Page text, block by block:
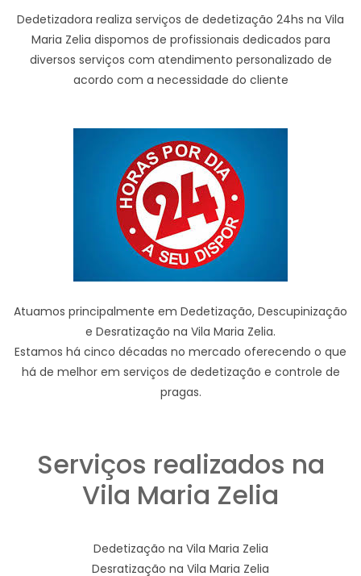
Dedetizadora realiza serviços de dedetização 24hs na Vila
Maria Zelia dispomos de profissionais dedicados para
diversos serviços com atendimento personalizado de
acordo com a necessidade do cliente
Atuamos principalmente em Dedetização, Descupinização
e Desratização na Vila Maria Zelia.
Estamos há cinco décadas no mercado oferecendo o que
há de melhor em serviços de dedetização e controle de
pragas.
Serviços realizados na
Vila Maria Zelia
Dedetização na Vila Maria Zelia
Desratização na Vila Maria Zelia